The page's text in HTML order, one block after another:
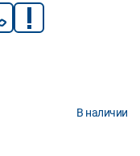
В наличии